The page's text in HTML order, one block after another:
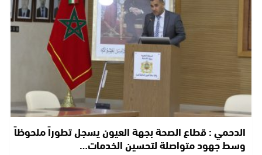
الدحمي : قطاع الصحة بجهة العيون يسجل تطوراً ملحوظاً
وسط جهود متواصلة لتحسين الخدمات…